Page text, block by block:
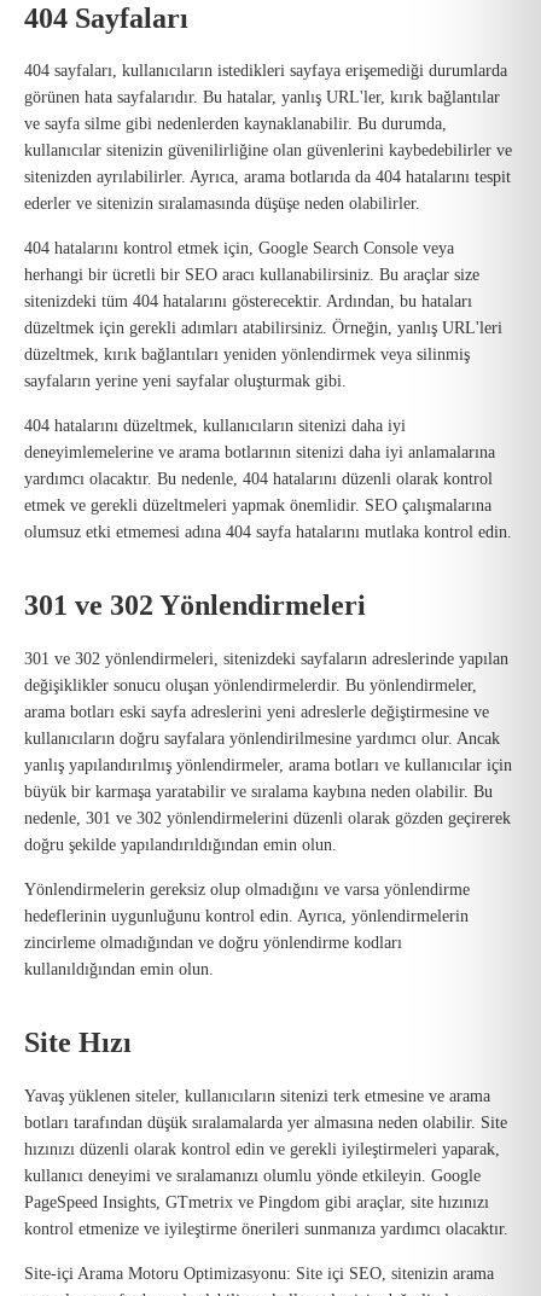
404 Sayfaları
404 sayfaları, kullanıcıların istedikleri sayfaya erişemediği durumlarda
görünen hata sayfalarıdır. Bu hatalar, yanlış URL'ler, kırık bağlantılar
ve sayfa silme gibi nedenlerden kaynaklanabilir. Bu durumda,
kullanıcılar sitenizin güvenilirliğine olan güvenlerini kaybedebilirler ve
sitenizden ayrılabilirler. Ayrıca, arama botlarıda da 404 hatalarını tespit
ederler ve sitenizin sıralamasında düşüşe neden olabilirler.
404 hatalarını kontrol etmek için, Google Search Console veya
herhangi bir ücretli bir SEO aracı kullanabilirsiniz. Bu araçlar size
sitenizdeki tüm 404 hatalarını gösterecektir. Ardından, bu hataları
düzeltmek için gerekli adımları atabilirsiniz. Örneğin, yanlış URL'leri
düzeltmek, kırık bağlantıları yeniden yönlendirmek veya silinmiş
sayfaların yerine yeni sayfalar oluşturmak gibi.
404 hatalarını düzeltmek, kullanıcıların sitenizi daha iyi
deneyimlemelerine ve arama botlarının sitenizi daha iyi anlamalarına
yardımcı olacaktır. Bu nedenle, 404 hatalarını düzenli olarak kontrol
etmek ve gerekli düzeltmeleri yapmak önemlidir. SEO çalışmalarına
olumsuz etki etmemesi adına 404 sayfa hatalarını mutlaka kontrol edin.
301 ve 302 Yönlendirmeleri
301 ve 302 yönlendirmeleri, sitenizdeki sayfaların adreslerinde yapılan
değişiklikler sonucu oluşan yönlendirmelerdir. Bu yönlendirmeler,
arama botları eski sayfa adreslerini yeni adreslerle değiştirmesine ve
kullanıcıların doğru sayfalara yönlendirilmesine yardımcı olur. Ancak
yanlış yapılandırılmış yönlendirmeler, arama botları ve kullanıcılar için
büyük bir karmaşa yaratabilir ve sıralama kaybına neden olabilir. Bu
nedenle, 301 ve 302 yönlendirmelerini düzenli olarak gözden geçirerek
doğru şekilde yapılandırıldığından emin olun.
Yönlendirmelerin gereksiz olup olmadığını ve varsa yönlendirme
hedeflerinin uygunluğunu kontrol edin. Ayrıca, yönlendirmelerin
zincirleme olmadığından ve doğru yönlendirme kodları
kullanıldığından emin olun.
Site Hızı
Yavaş yüklenen siteler, kullanıcıların sitenizi terk etmesine ve arama
botları tarafından düşük sıralamalarda yer almasına neden olabilir. Site
hızınızı düzenli olarak kontrol edin ve gerekli iyileştirmeleri yaparak,
kullanıcı deneyimi ve sıralamanızı olumlu yönde etkileyin. Google
PageSpeed Insights, GTmetrix ve Pingdom gibi araçlar, site hızınızı
kontrol etmenize ve iyileştirme önerileri sunmanıza yardımcı olacaktır.
Site-içi Arama Motoru Optimizasyonu: Site içi SEO, sitenizin arama